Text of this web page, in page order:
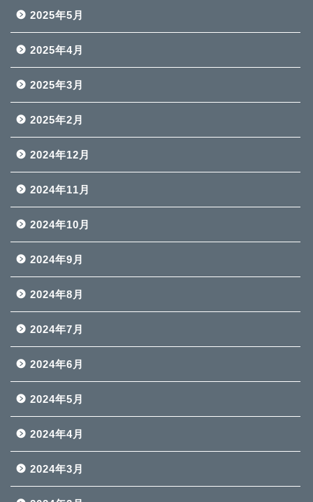
2025年5月
2025年4月
2025年3月
2025年2月
2024年12月
2024年11月
2024年10月
2024年9月
2024年8月
2024年7月
2024年6月
2024年5月
2024年4月
2024年3月